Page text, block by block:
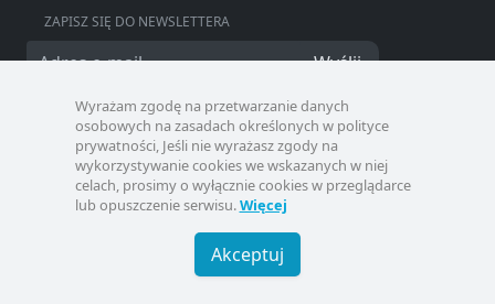
Wyrażam zgodę na przetwarzanie danych
osobowych na zasadach określonych w polityce
prywatności, Jeśli nie wyrażasz zgody na
wykorzystywanie cookies we wskazanych w niej
celach, prosimy o wyłącznie cookies w przeglądarce
lub opuszczenie serwisu.Więcej
Akceptuj
ZAPISZ SIĘ DO NEWSLETTERA
Wyślij